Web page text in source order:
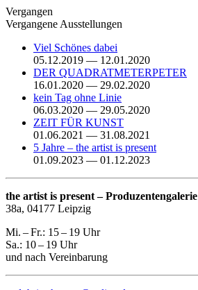
Vergangen
Vergangene Ausstellungen
Viel Schönes dabei
05.12.2019 — 12.01.2020
DER QUADRATMETERPETER
16.01.2020 — 29.02.2020
kein Tag ohne Linie
06.03.2020 — 29.05.2020
ZEIT FÜR KUNST
01.06.2021 — 31.08.2021
5 Jahre – the artist is present
01.09.2023 — 01.12.2023
the artist is present – Produzentengalerie
38a, 04177 Leipzig
Mi. – Fr.: 15 – 19 Uhr
Sa.: 10 – 19 Uhr
und nach Vereinbarung